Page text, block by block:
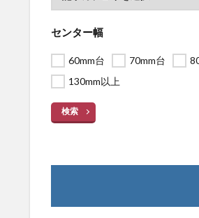
センター幅
60mm台 70mm台
130mm以上
検索